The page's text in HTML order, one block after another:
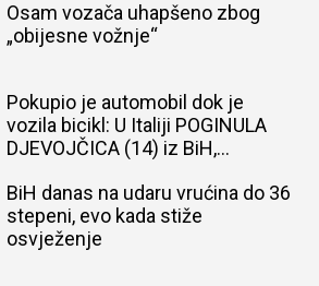
Osam vozača uhapšeno zbog
„obijesne vožnje“
Pokupio je automobil dok je
vozila bicikl: U Italiji POGINULA
DJEVOJČICA (14) iz BiH,
BiH danas na udaru vrućina do 36
stepeni, evo kada stiže
osvježenje